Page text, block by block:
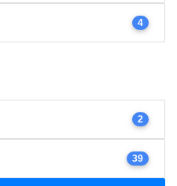
4
2
39